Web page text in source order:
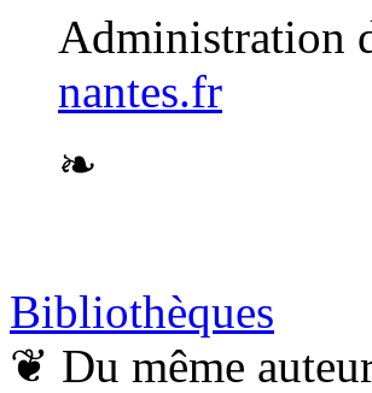
Administration
nantes.fr
❧
Bibliothèques
❦ Du même